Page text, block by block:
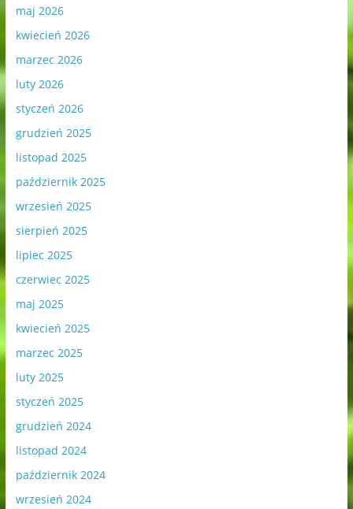
maj 2026
kwiecień 2026
marzec 2026
luty 2026
styczeń 2026
grudzień 2025
listopad 2025
październik 2025
wrzesień 2025
sierpień 2025
lipiec 2025
czerwiec 2025
maj 2025
kwiecień 2025
marzec 2025
luty 2025
styczeń 2025
grudzień 2024
listopad 2024
październik 2024
wrzesień 2024